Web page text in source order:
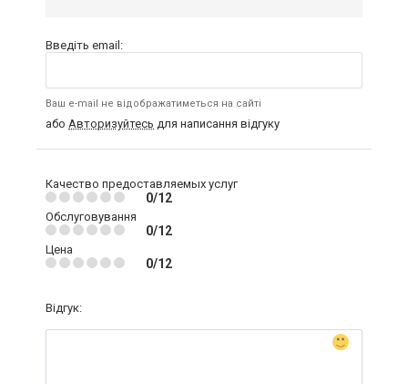
Введіть email:
Ваш e-mail не відображатиметься на сайті
або Авторизуйтесь для написання відгуку
Качество предоставляемых услуг
0/12
Обслуговування
0/12
Цена
0/12
Відгук: